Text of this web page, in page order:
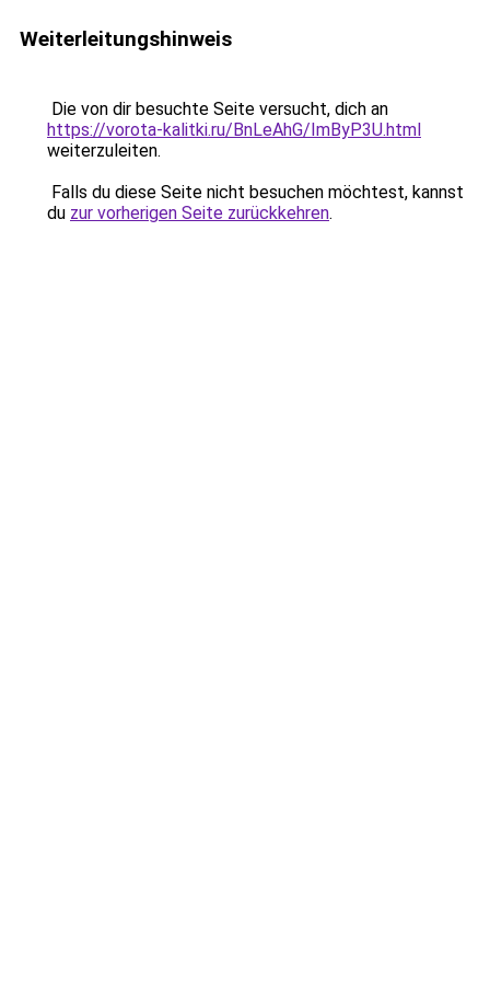
Weiterleitungshinweis
Die von dir besuchte Seite versucht, dich an
https://vorota-kalitki.ru/BnLeAhG/ImByP3U.html
weiterzuleiten.
Falls du diese Seite nicht besuchen möchtest, kannst
du zur vorherigen Seite zurückkehren.